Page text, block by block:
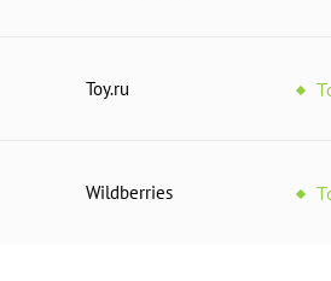
Toy.ru
Wildberries